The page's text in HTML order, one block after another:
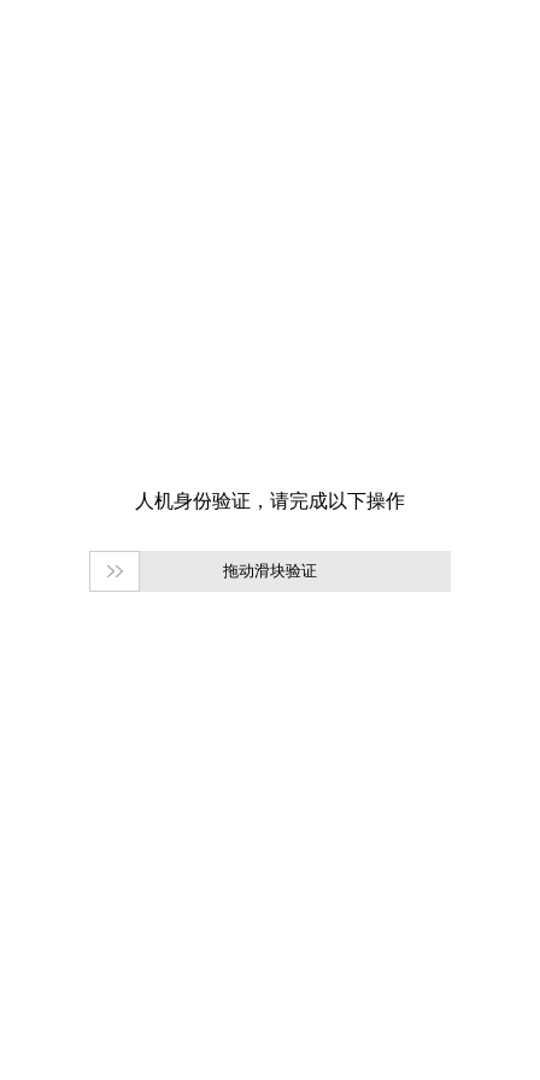
拖动滑块验证